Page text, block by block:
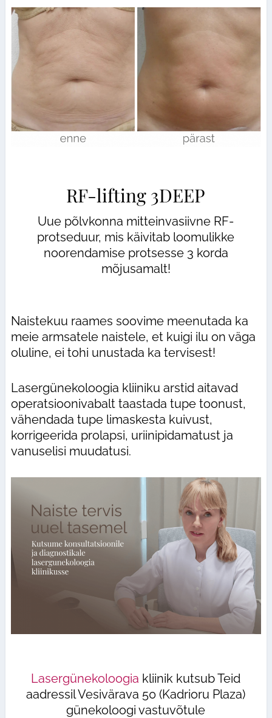
RF-lifting 3DEEP
Uue põlvkonna mitteinvasiivne RF-
protseduur, mis käivitab loomulikke
noorendamise protsesse 3 korda
mõjusamalt!
Naistekuu raames soovime meenutada ka
meie armsatele naistele, et kuigi ilu on väga
oluline, ei tohi unustada ka tervisest!
Lasergünekoloogia kliiniku arstid aitavad
operatsioonivabalt taastada tupe toonust,
vähendada tupe limaskesta kuivust,
korrigeerida prolapsi, uriinipidamatust ja
vanuselisi muudatusi.
Lasergünekoloogia kliinik kutsub Teid
aadressil Vesivärava 50 (Kadrioru Plaza)
günekoloogi vastuvõtule